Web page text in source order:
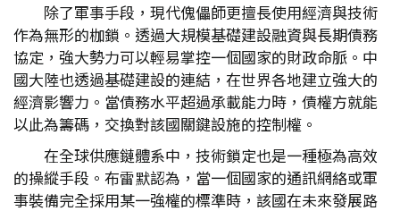
除了軍事手段，現代傀儡師更擅長使用經濟與技術
作為無形的枷鎖。透過大規模基礎建設融資與長期債務
協定，強大勢力可以輕易掌控一個國家的財政命脈。中
國大陸也透過基礎建設的連結，在世界各地建立強大的
經濟影響力。當債務水平超過承載能力時，債權方就能
以此為籌碼，交換對該國關鍵設施的控制權。
在全球供應鏈體系中，技術鎖定也是一種極為高效
的操縱手段。布雷默認為，當一個國家的通訊網絡或軍
事裝備完全採用某一強權的標準時，該國在未來發展路